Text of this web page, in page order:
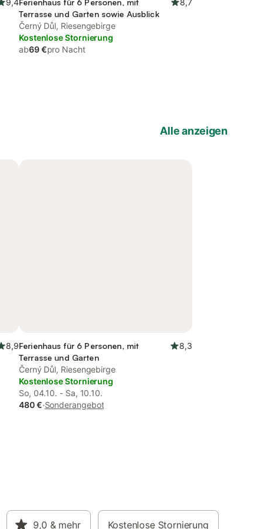
9,4Ferienhaus für 6 Personen, mit
Terrasse und Garten sowie Ausblick
8,7
Černý Důl, Riesengebirge
Kostenlose Stornierung
ab69 €pro Nacht
Alle anzeigen
8,9Ferienhaus für 6 Personen, mit
Terrasse und Garten
8,3
Černý Důl, Riesengebirge
Kostenlose Stornierung
So, 04.10. - Sa, 10.10.
480 €·Sonderangebot
9,0 & mehr Kostenlose Stornierung